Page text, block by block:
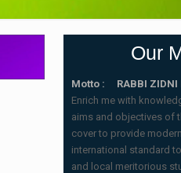
Our
Motto : RABBI ZIDNI
Enrich me with
aims and objectives of
cover to provide
international standard
and local meritorious